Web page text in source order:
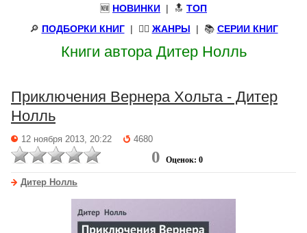
🆕 НОВИНКИ | 🔝 ТОП
🔎 ПОДБОРКИ КНИГ| 🧝‍♀️ ЖАНРЫ | 📚 СЕРИИ КНИГ
Книги автора Дитер Нолль
Приключения Вернера Хольта - Дитер
Нолль
12 ноября 2013, 20:22 4680
0 Оценок: 0
Дитер Нолль